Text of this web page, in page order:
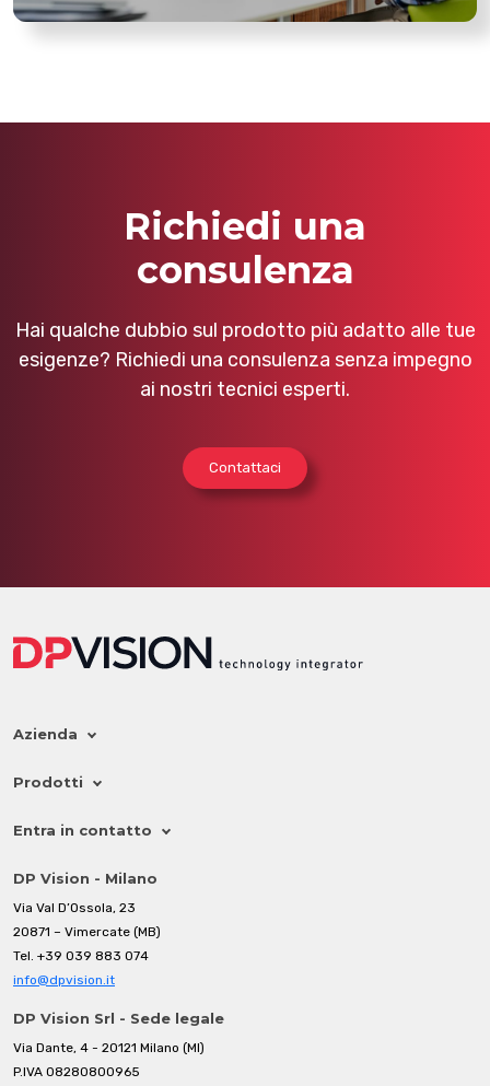
Richiedi una
consulenza
Hai qualche dubbio sul prodotto più adatto alle tue
esigenze? Richiedi una consulenza senza impegno
ai nostri tecnici esperti.
Contattaci
Azienda
Prodotti
Entra in contatto
DP Vision - Milano
Via Val D’Ossola, 23
20871 – Vimercate (MB)
Tel. +39 039 883 074
info@dpvision.it
DP Vision Srl - Sede legale
Via Dante, 4 - 20121 Milano (MI)
P.IVA 08280800965